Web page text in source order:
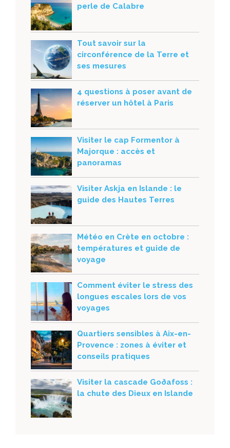
perle de Calabre
Tout savoir sur la
circonférence de la Terre et
ses mesures
4 questions à poser avant de
réserver un hôtel à Paris
Visiter le cap Formentor à
Majorque : accès et
panoramas
Visiter Askja en Islande : le
guide des Hautes Terres
Météo en Crète en octobre :
températures et guide de
voyage
Comment éviter le stress des
longues escales lors de vos
voyages
Quartiers sensibles à Aix-en-
Provence : zones à éviter et
conseils pratiques
Visiter la cascade Goðafoss :
la chute des Dieux en Islande